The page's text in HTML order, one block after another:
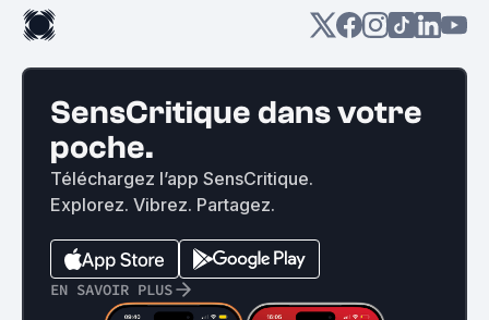
SensCritique dans votre
poche.
Téléchargez l’app SensCritique.
Explorez. Vibrez. Partagez.
EN SAVOIR PLUS